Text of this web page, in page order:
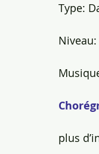
Type:
plus